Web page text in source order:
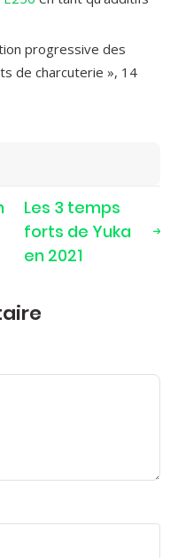
progressive des
de charcuterie », 14
Les 3 temps
forts de Yuka
en 2021